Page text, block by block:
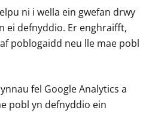
ni i wella ein gwefan drwy
ei defnyddio. Er enghraifft,
poblogaidd neu lle mae pobl
fel Google Analytics a
pobl yn defnyddio ein